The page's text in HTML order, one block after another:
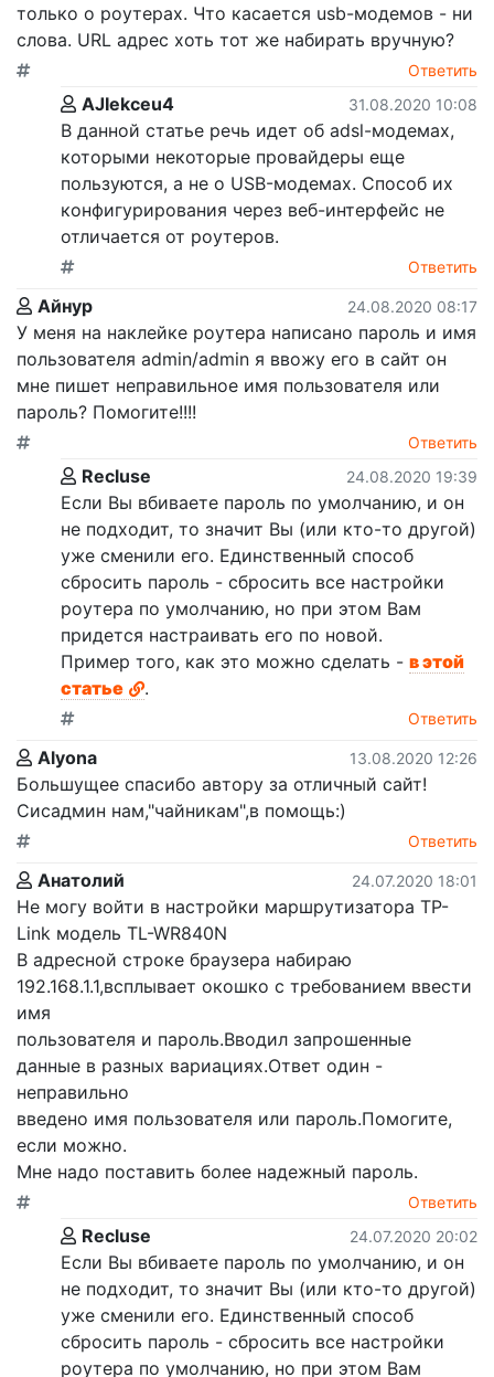
только о роутерах. Что касается usb-модемов - ни
слова. URL адрес хоть тот же набирать вручную?
Ответить
AJIekceu4 31.08.2020 10:08
В данной статье речь идет об adsl-модемах,
которыми некоторые провайдеры еще
пользуются, а не о USB-модемах. Способ их
конфигурирования через веб-интерфейс не
отличается от роутеров.
Ответить
Айнур 24.08.2020 08:17
У меня на наклейке роутера написано пароль и имя
пользователя admin/admin я ввожу его в сайт он
мне пишет неправильное имя пользователя или
пароль? Помогите!!!!
Ответить
Recluse 24.08.2020 19:39
Если Вы вбиваете пароль по умолчанию, и он
не подходит, то значит Вы (или кто-то другой)
уже сменили его. Единственный способ
сбросить пароль - сбросить все настройки
роутера по умолчанию, но при этом Вам
придется настраивать его по новой.
Пример того, как это можно сделать - в этой
статье
.
Ответить
Аlyona 13.08.2020 12:26
Большущее спасибо автору за отличный сайт!
Сисадмин нам,"чайникам",в помощь:)
Ответить
Анатолий 24.07.2020 18:01
Не могу войти в настройки маршрутизатора TP-
Link модель TL-WR840N
В адресной строке браузера набираю
192.168.1.1,всплывает окошко с требованием ввести
имя
пользователя и пароль.Вводил запрошенные
данные в разных вариациях.Ответ один -
неправильно
введено имя пользователя или пароль.Помогите,
если можно.
Мне надо поставить более надежный пароль.
Ответить
Recluse 24.07.2020 20:02
Если Вы вбиваете пароль по умолчанию, и он
не подходит, то значит Вы (или кто-то другой)
уже сменили его. Единственный способ
сбросить пароль - сбросить все настройки
роутера по умолчанию, но при этом Вам